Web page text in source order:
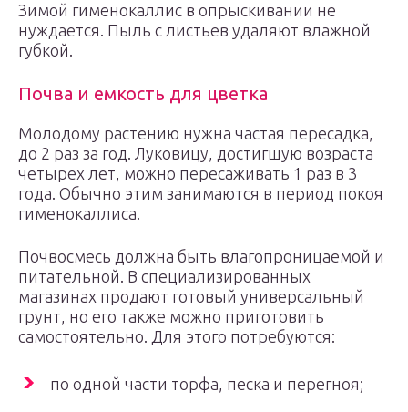
Зимой гименокаллис в опрыскивании не
нуждается. Пыль с листьев удаляют влажной
губкой.
Почва и емкость для цветка
Молодому растению нужна частая пересадка,
до 2 раз за год. Луковицу, достигшую возраста
четырех лет, можно пересаживать 1 раз в 3
года. Обычно этим занимаются в период покоя
гименокаллиса.
Почвосмесь должна быть влагопроницаемой и
питательной. В специализированных
магазинах продают готовый универсальный
грунт, но его также можно приготовить
самостоятельно. Для этого потребуются:
по одной части торфа, песка и перегноя;